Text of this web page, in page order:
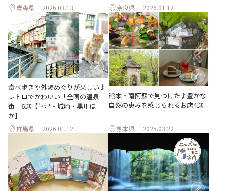
青森県 2026.03.13 奈良県 2026.01.12
食べ歩きや外湯めぐりが楽しい♪
レトロでかわいい「全国の温泉
街」6選【草津・城崎・黒川ほ
か】
群馬県 2026.01.12
熊本・南阿蘇で見つけた♪豊かな
自然の恵みを感じられるお店4選
熊本県 2025.03.22